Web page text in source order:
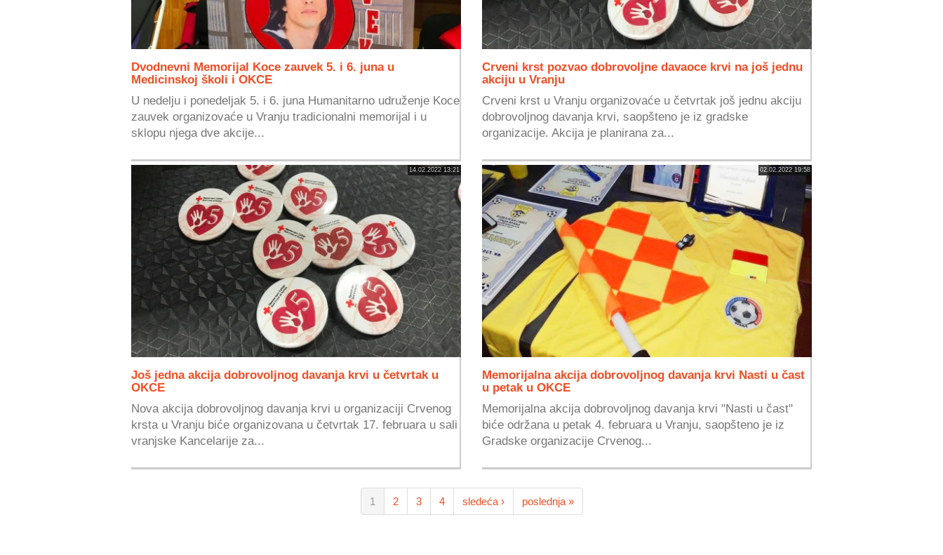
Dvodnevni Memorijal Koce zauvek 5. i 6. juna u
Medicinskoj školi i OKCE
U nedelju i ponedeljak 5. i 6. juna Humanitarno udruženje Koce
zauvek organizovaće u Vranju tradicionalni memorijal i u
sklopu njega dve akcije...
Crveni krst pozvao dobrovoljne davaoce krvi na još jednu
akciju u Vranju
Crveni krst u Vranju organizovaće u četvrtak još jednu akciju
dobrovoljnog davanja krvi, saopšteno je iz gradske
organizacije. Akcija je planirana za...
14.02.2022 13:21
Još jedna akcija dobrovoljnog davanja krvi u četvrtak u
OKCE
Nova akcija dobrovoljnog davanja krvi u organizaciji Crvenog
krsta u Vranju biće organizovana u četvrtak 17. februara u sali
vranjske Kancelarije za...
02.02.2022 19:58
Memorijalna akcija dobrovoljnog davanja krvi Nasti u čast
u petak u OKCE
Memorijalna akcija dobrovoljnog davanja krvi "Nasti u čast"
biće održana u petak 4. februara u Vranju, saopšteno je iz
Gradske organizacije Crvenog...
1 2 3 4 sledeća › poslednja »